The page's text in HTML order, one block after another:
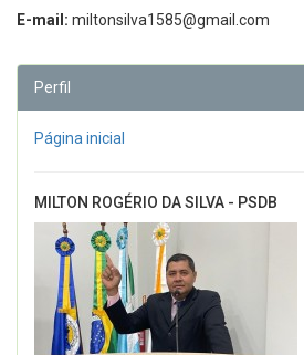
E-mail: miltonsilva1585@gmail.com
Perfil
Página inicial
MILTON ROGÉRIO DA SILVA - PSDB